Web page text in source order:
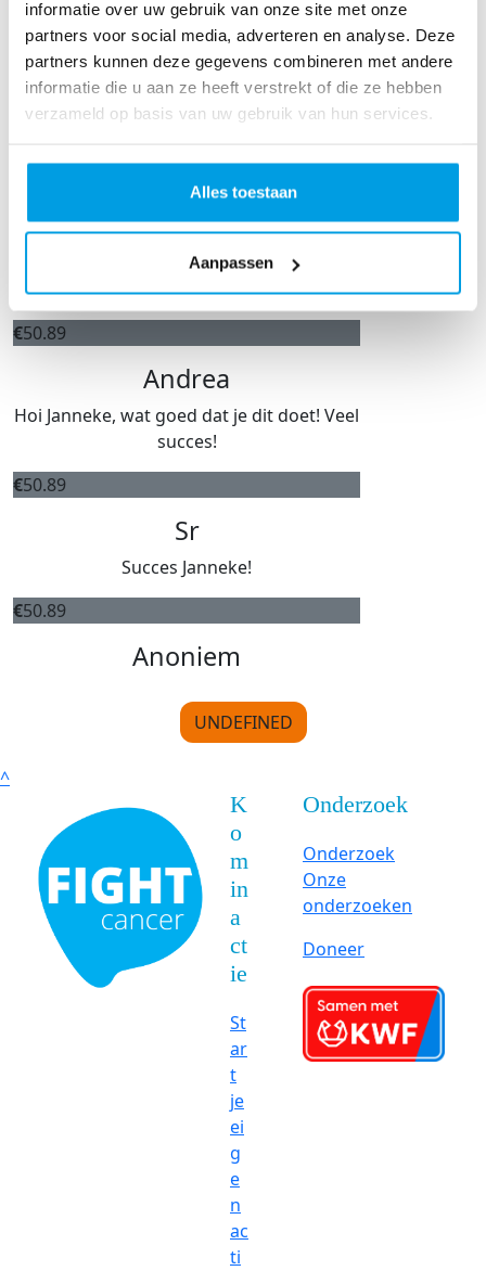
informatie over uw gebruik van onze site met onze
partners voor social media, adverteren en analyse. Deze
partners kunnen deze gegevens combineren met andere
informatie die u aan ze heeft verstrekt of die ze hebben
verzameld op basis van uw gebruik van hun services.
Alles toestaan
Aanpassen
water niet te nat is en dat je je hoofd
boven water houd
50.89
Tijl
Veel succes!
A.a. Den Besten
Doe je best schat!
€50.89
Andrea
Hoi Janneke, wat goed dat je dit doet! Veel
succes!
€50.89
Sr
Succes Janneke!
€50.89
Anoniem
UNDEFINED
^
K
o
m
in
a
ct
ie
St
ar
t
je
ei
g
e
n
ac
ti
Onderzoek
Onderzoek
Onze
onderzoeken
Doneer